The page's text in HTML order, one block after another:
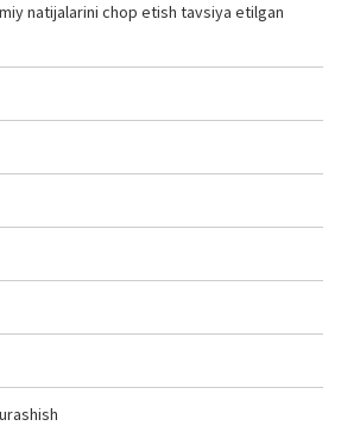
natijalarini chop etish tavsiya etilgan